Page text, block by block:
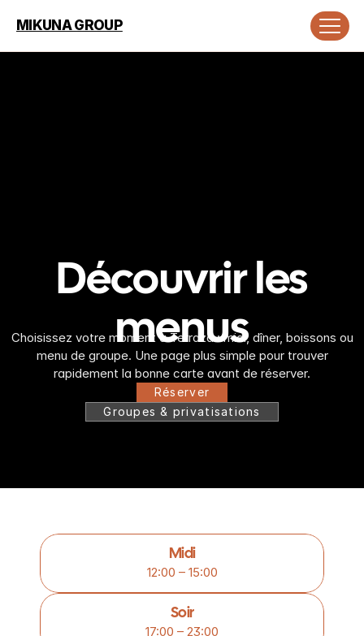
MIKUNA GROUP
Découvrir les
menus
Choisissez votre moment à Terraza : midi, dîner, boissons ou
menu de groupe. Une page plus simple pour trouver
rapidement la bonne carte avant de réserver.
Réserver
Groupes & privatisations
Midi
12:00 – 15:00
Soir
17:00 – 23:00